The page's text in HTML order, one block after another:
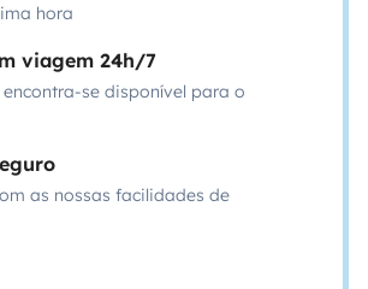
hora
viagem 24h/7
se disponível para o
as nossas facilidades de